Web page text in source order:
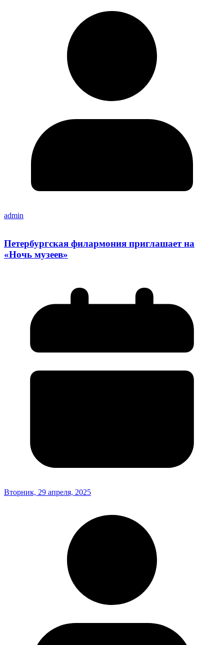
admin
Петербургская филармония приглашает на
«Ночь музеев»
Вторник, 29 апреля, 2025